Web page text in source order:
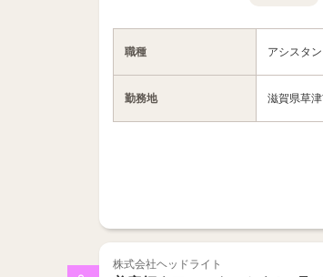
職種 アシスタン
勤務地 滋賀県草
株式会社ヘッドライト